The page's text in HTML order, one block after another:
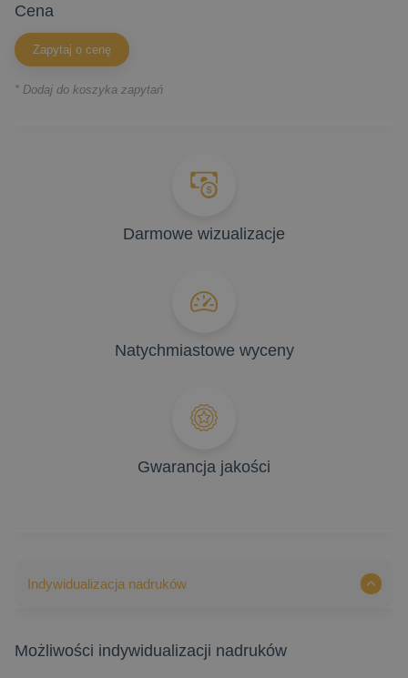
cena
Zapytaj o cenę
* Dodaj do koszyka zapytań
Darmowe wizualizacje
Natychmiastowe wyceny
Gwarancja jakości
Indywidualizacja nadruków
Możliwości indywidualizacji nadruków